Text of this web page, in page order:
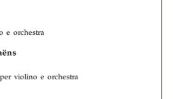
Musica (1978-2006)
del Teatro Regio